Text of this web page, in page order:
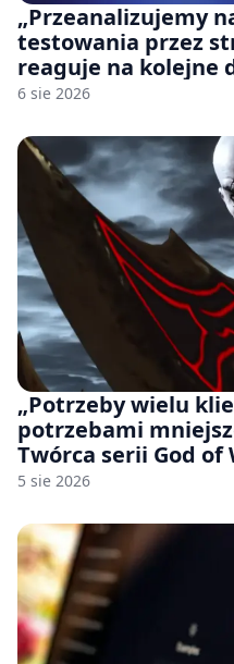
„Przeanalizujemy
testowania przez
reaguje na kolejne
udziałem
6 sie 2026
„Potrzeby wielu
potrzebami
Twórca serii God of
rozumie, dlaczego
5 sie 2026